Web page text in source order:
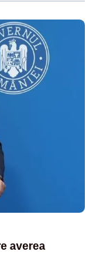
averea